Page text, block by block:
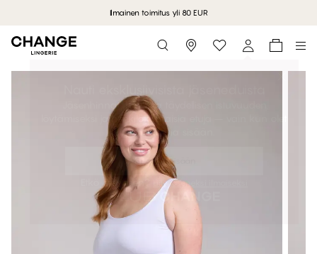
Ilmainen toimitus yli 80 EUR
Storefinder